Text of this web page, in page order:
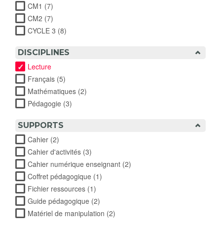
CM1 (7)
CM2 (7)
CYCLE 3 (8)
DISCIPLINES
Lecture
Français (5)
Mathématiques (2)
Pédagogie (3)
SUPPORTS
Cahier (2)
Cahier d'activités (3)
Cahier numérique enseignant (2)
Coffret pédagogique (1)
Fichier ressources (1)
Guide pédagogique (2)
Matériel de manipulation (2)